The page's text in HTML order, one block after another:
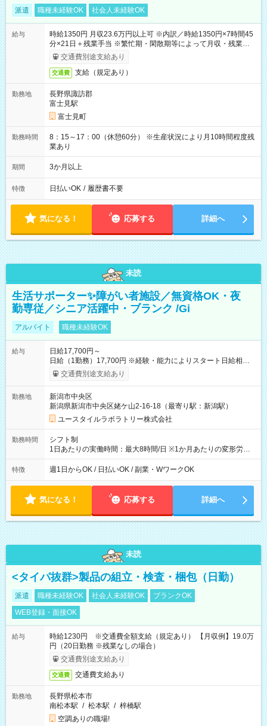
派遣 職種未経験OK 社会人未経験OK
給与
時給1350円 月収23.6万円以上可 ※内訳／時給1350円×7時間45
分×21日＋残業手当 ※繁忙期・閑散期等によって月収・残業時間
は変動します ＊日払い・仮払いOK（アプリでカンタン申請！）
交通費別途支給あり
交通費 支給（規定あり）
勤務地
長野県諏訪郡
富士見駅
富士見町
勤務時間
8：15～17：00（休憩60分） ※生産状況により月10時間程度残
業あり
期間 3か月以上
特徴 日払いOK / 履歴書不要
気になる！ 応募する 詳細へ
未読
生活サポーター✨障がい者施設／無資格OK・夜
勤専従／シニア活躍中・ブランク /Gi
アルバイト 職種未経験OK
給与
日給17,700円～
日給（1勤務）17,700円 ※経験・能力によりスタート日給相談
可・昇給可 【試用期間】試用期間あり 試用期間の長さ：3ヶ月
雇用形態、給与は本採用時と同じです。
交通費別途支給あり
勤務地
新潟市中央区
新潟県新潟市中央区姥ケ山2-16-18（最寄り駅：新潟駅）
ユースタイルラボラトリー株式会社
勤務時間
シフト制
1日あたりの実働時間：最大8時間/日 ※1か月あたりの変形労働
制（週平均40時間以内） 夜勤：17:00-翌09:00（休憩2時間）
特徴 週1日からOK / 日払いOK / 副業・WワークOK
気になる！ 応募する 詳細へ
未読
<タイパ抜群>製品の組立・検査・梱包（日勤）
派遣 職種未経験OK 社会人未経験OK
ブランクOK
WEB登録・面接OK
給与
時給1230円 ※交通費全額支給（規定あり） 【月収例】19.0万
円（20日勤務 ※残業なしの場合）
交通費別途支給あり
交通費 交通費支給あり
勤務地
長野県松本市
南松本駅 / 松本駅 / 梓橋駅
空調ありの職場!